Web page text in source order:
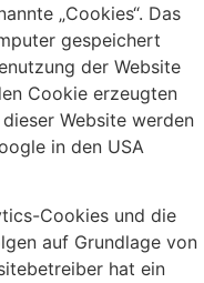
„Cookies“. Das
gespeichert
der Website
Cookie erzeugten
Website werden
in den USA
Cookies und die
auf Grundlage von
hat ein